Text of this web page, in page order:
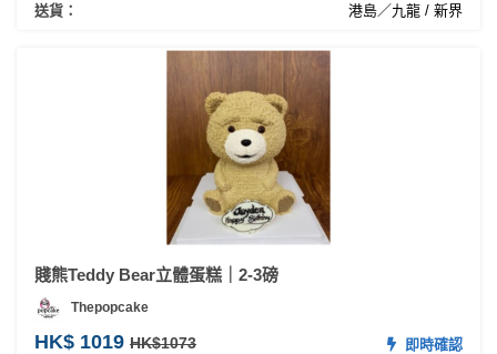
送貨：
港島／九龍 / 新界
賤熊Teddy Bear立體蛋糕｜2-3磅
Thepopcake
HK$ 1019 HK$1073
即時確認